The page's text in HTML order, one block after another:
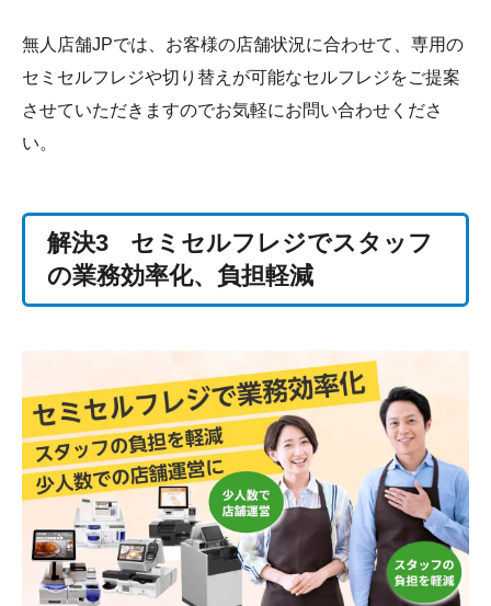
無人店舗JPでは、お客様の店舗状況に合わせて、専用の
セミセルフレジや切り替えが可能なセルフレジをご提案
させていただきますのでお気軽にお問い合わせくださ
い。
解決3
セミセルフレジでスタッフ
の業務効率化、負担軽減